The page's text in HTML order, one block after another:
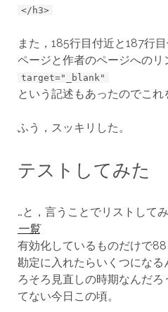
</h3>
また，185行目付近と187行
ページと作者のページへのリ
target="_blank"
という記述もあったのでこれ
ふう，スッキリした。
テストしてみた
…と，言うことでリストして
一覧
有効化しているものだけで
勘定に入れたらいくつにな
ろそろ見直しの時期なんだ
てない今日この頃。